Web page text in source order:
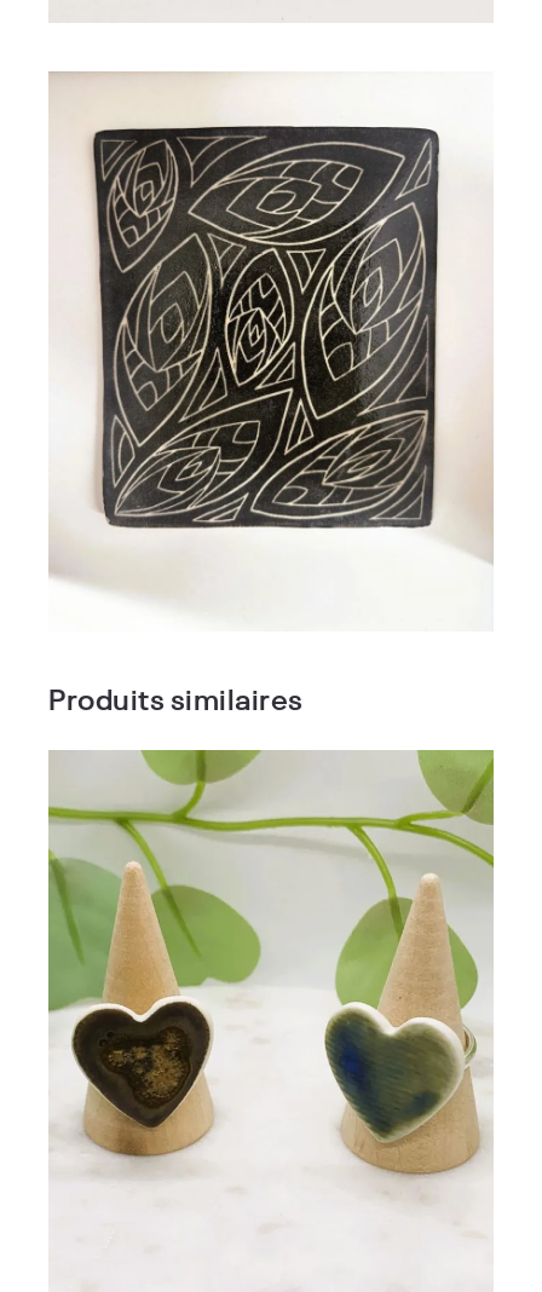
Plaque céramique gravée
TULIPS
90,00€
Produits similaires
Bague porcelaine CORA